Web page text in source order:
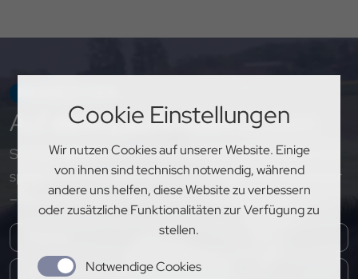
Cookie Einstellungen
Wir nutzen Cookies auf unserer Website. Einige
von ihnen sind technisch notwendig, während
andere uns helfen, diese Website zu verbessern
oder zusätzliche Funktionalitäten zur Verfügung zu
stellen.
Notwendige Cookies
Auf dem Laufendenbleiben
Sichere dir exklusive Einblicke, aktuelle Updates und
spannende Neuigkeiten rund um den PSV Hannover
– melde dich jetzt für unseren Newsletter an!